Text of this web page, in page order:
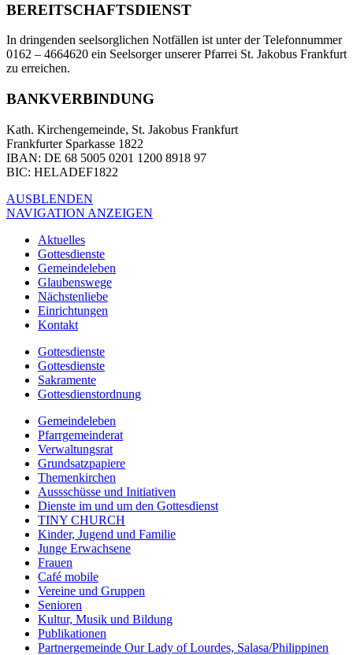
BEREITSCHAFTSDIENST
In dringenden seelsorglichen Notfällen ist unter der Telefonnummer
0162 – 4664620 ein Seelsorger unserer Pfarrei St. Jakobus Frankfurt
zu erreichen.
BANKVERBINDUNG
Kath. Kirchengemeinde, St. Jakobus Frankfurt
Frankfurter Sparkasse 1822
IBAN: DE 68 5005 0201 1200 8918 97
BIC: HELADEF1822
AUSBLENDEN
NAVIGATION ANZEIGEN
Aktuelles
Gottesdienste
Gemeindeleben
Glaubenswege
Nächstenliebe
Einrichtungen
Kontakt
Gottesdienste
Gottesdienste
Sakramente
Gottesdienstordnung
Gemeindeleben
Pfarrgemeinderat
Verwaltungsrat
Grundsatzpapiere
Themenkirchen
Aussschüsse und Initiativen
Dienste im und um den Gottesdienst
TINY CHURCH
Kinder, Jugend und Familie
Junge Erwachsene
Frauen
Café mobile
Vereine und Gruppen
Senioren
Kultur, Musik und Bildung
Publikationen
Partnergemeinde Our Lady of Lourdes, Salasa/Philippinen